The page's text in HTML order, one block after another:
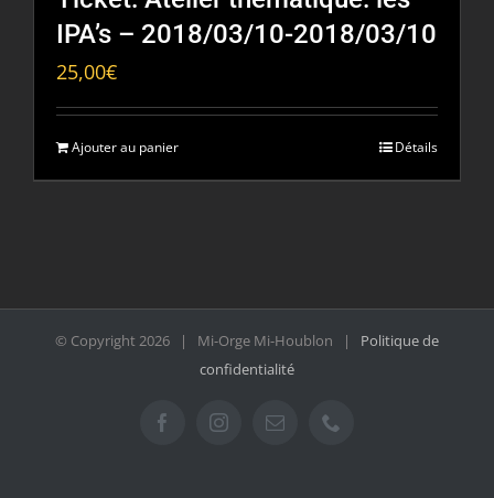
IPA’s – 2018/03/10-2018/03/10
25,00€
Ajouter au panier Détails
© Copyright2026 | Mi-Orge Mi-Houblon | Politique de
confidentialité
FacebookInstagramEmail